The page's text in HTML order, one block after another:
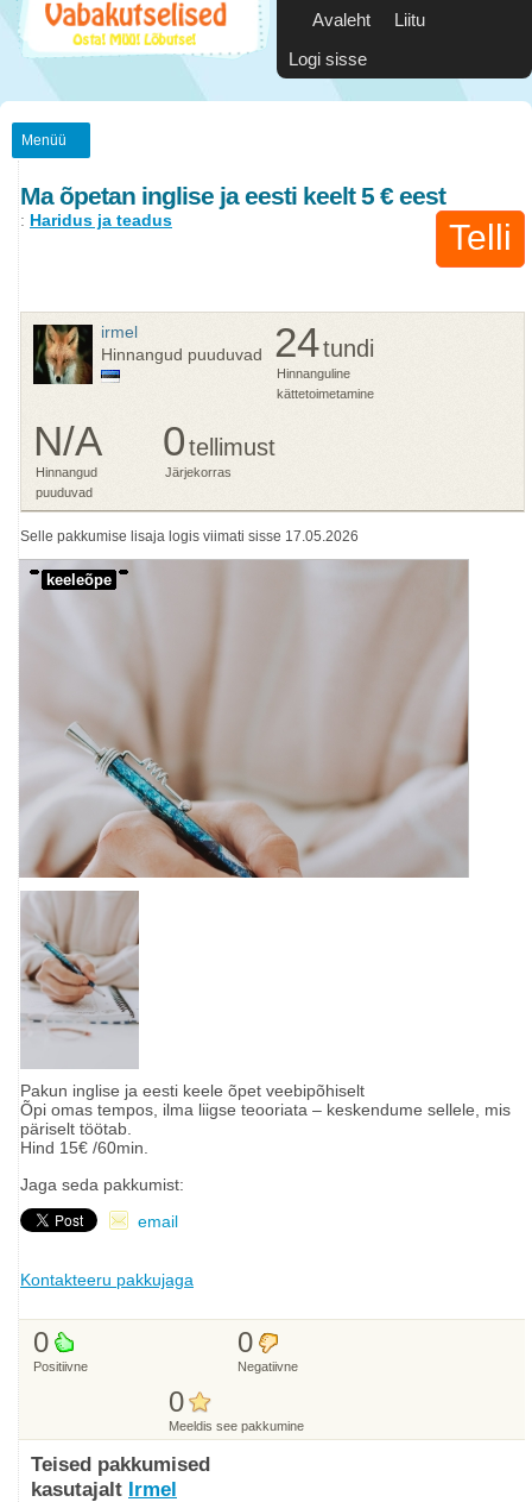
Avaleht
Liitu
Logi sisse
Menüü
Ma õpetan inglise ja eesti keelt 5 € eest
Telli
: Haridus ja teadus
irmel
Hinnangud puuduvad
24tundi
Hinnanguline
kättetoimetamine
N/A
Hinnangud
puuduvad
0tellimust
Järjekorras
Selle pakkumise lisaja logis viimati sisse 17.05.2026
keeleõpe
Pakun inglise ja eesti keele õpet veebipõhiselt
Õpi omas tempos, ilma liigse teooriata – keskendume sellele, mis
päriselt töötab.
Hind 15€ /60min.
Jaga seda pakkumist:
email
Kontakteeru pakkujaga
0
Positiivne
0
Negatiivne
0
Meeldis see pakkumine
Teised pakkumised
kasutajalt Irmel